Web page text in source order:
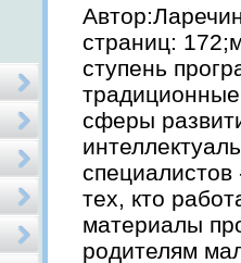
страниц:
ступень
сферы
специалистов
тех, кто
материалы
родителям